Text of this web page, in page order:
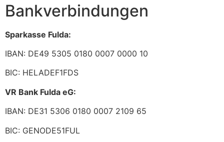
Bankverbindungen
Sparkasse Fulda:
IBAN: DE49 5305 0180 0007 0000 10
BIC: HELADEF1FDS
VR Bank Fulda eG:
IBAN: DE31 5306 0180 0007 2109 65
BIC: GENODE51FUL